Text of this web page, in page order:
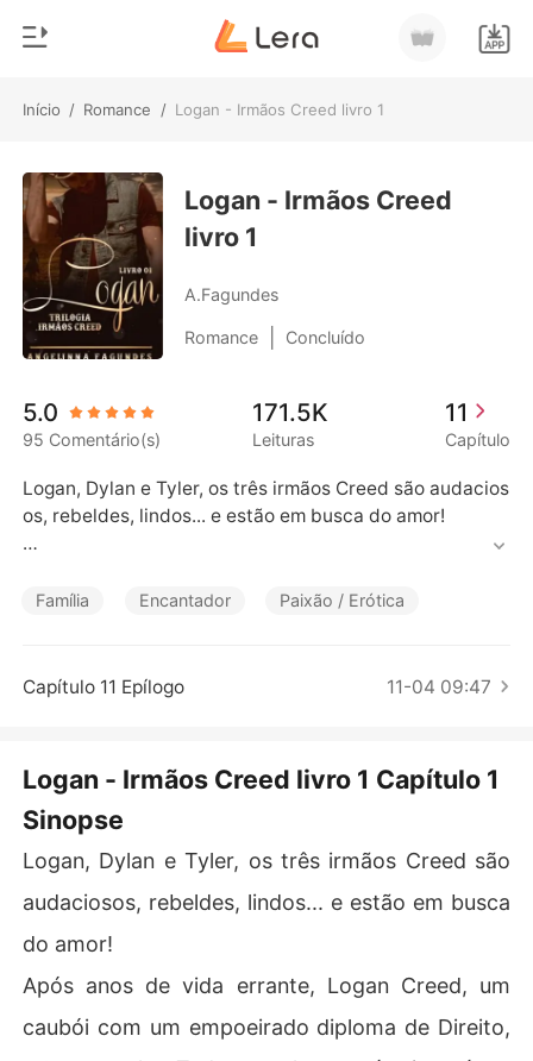
Início / Romance / Logan - Irmãos Creed livro 1
Loja
Histórico
Sair
Baixar App
Gênero
Moderno
Lobisomem
Contos
Bilionários
Logan - Irmãos Creed
livro 1
A.Fagundes
Romance Concluído
5.0
95 Comentário(s)
171.5K
Leituras
11
Capítulo
Logan, Dylan e Tyler, os três irmãos Creed são audacios
os, rebeldes, lindos... e estão em busca do amor!
m um empoeirado diploma de Direito, retorna ao lar. Tu
arreguem com orgulho seu nome.
e bem-vinda. No entanto, quando seu ex-marido reapar
ece e um inimigo desconhecido vandaliza seu lar, cheg
ifica ser um Creed...
Família Encantador Paixão / Erótica
Capítulo 11 Epílogo 11-04 09:47
Logan - Irmãos Creed livro 1 Capítulo 1
Sinopse
Logan, Dylan e Tyler, os três irmãos Creed são
audaciosos, rebeldes, lindos... e estão em busca
do amor!
Após anos de vida errante, Logan Creed, um
caubói com um empoeirado diploma de Direito,